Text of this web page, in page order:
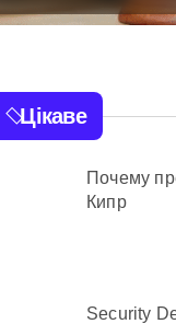
її отримати
млн грн
ботоферми
Цікаве
Почему
Кипр
Security